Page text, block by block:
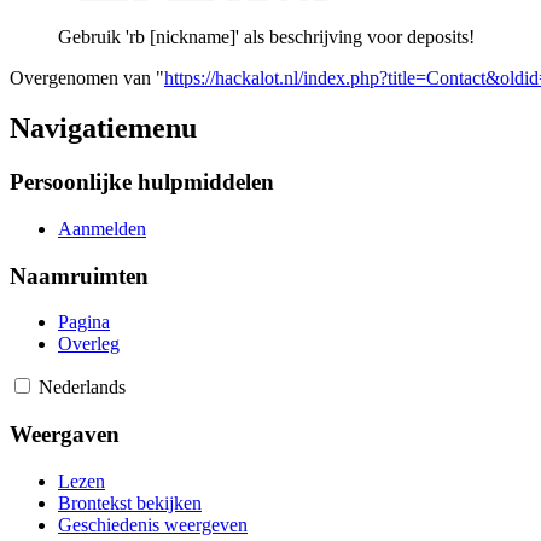
Gebruik 'rb [nickname]' als beschrijving voor deposits!
Overgenomen van "https://hackalot.nl/
Navigatiemenu
Persoonlijke hulpmiddelen
Aanmelden
Naamruimten
Pagina
Overleg
Nederlands
Weergaven
Lezen
Brontekst bekijken
Geschiedenis weergeven